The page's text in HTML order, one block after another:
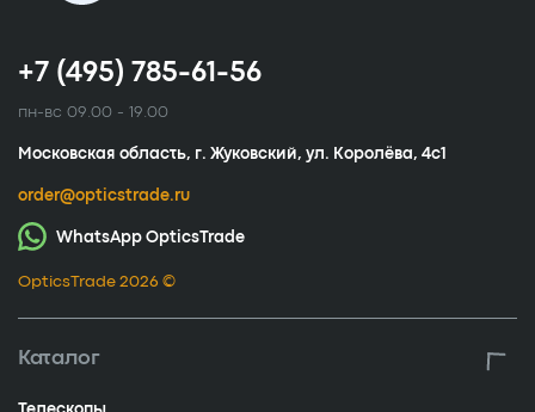
+7 (495) 785-61-56
пн-вс 09.00 - 19.00
Московская область, г. Жуковский, ул. Королёва, 4с1
order@opticstrade.ru
WhatsApp OpticsTrade
OpticsTrade 2026 ©
Каталог